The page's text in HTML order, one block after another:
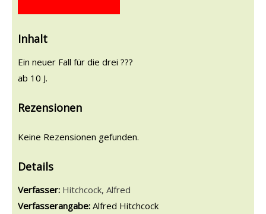
Inhalt
Ein neuer Fall für die drei ???
ab 10 J.
Rezensionen
Keine Rezensionen gefunden.
Details
Verfasser: Suche nach diesem Verfasser
Hitchcock, Alfred
Verfasserangabe: Alfred Hitchcock